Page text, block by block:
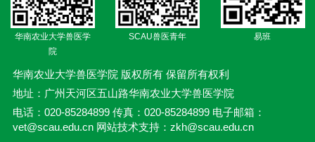
华南农业大学兽医学
院
SCAU兽医青年 易班
华南农业大学兽医学院 版权所有 保留所有权利
地址：广州天河区五山路华南农业大学兽医学院
电话：020-85284899 传真：020-85284899 电子邮箱：
vet@scau.edu.cn 网站技术支持：zkh@scau.edu.cn